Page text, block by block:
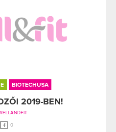
BIOTECHUSA
2019-BEN!
0